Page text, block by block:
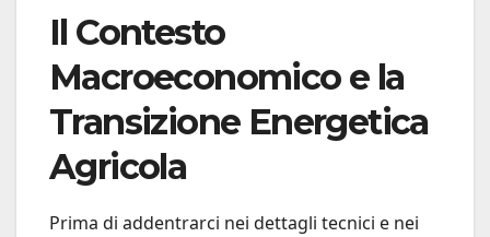
Il Contesto
Macroeconomico e la
Transizione Energetica
Agricola
Prima di addentrarci nei dettagli tecnici e nei